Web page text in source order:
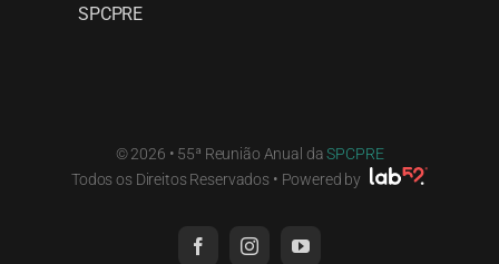
SPCPRE
© 2026 • 55ª Reunião Anual daSPCPRE
Todos os Direitos Reservados • Powered by